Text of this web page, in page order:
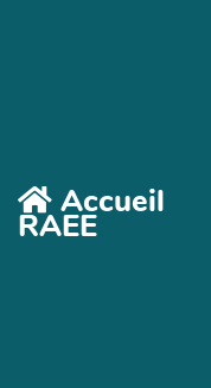
Accueil
RAEE